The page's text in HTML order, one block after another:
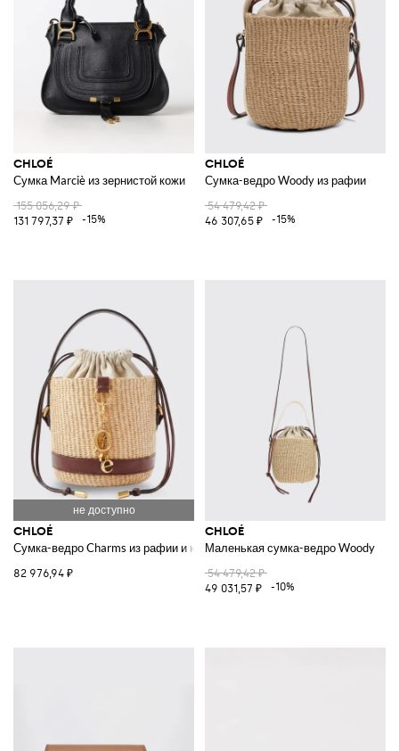
CHLOÉ
Сумка Marciè из зернистой кожи
155 056,29 ₽
131 797,37 ₽
-15%
CHLOÉ
Сумка-ведро Woody из рафии
54 479,42 ₽
46 307,65 ₽
-15%
CHLOÉ
Сумка-ведро Charms из рафии и кожи
82 976,94 ₽
CHLOÉ
Маленькая сумка-ведро Woody
54 479,42 ₽
49 031,57 ₽
-10%